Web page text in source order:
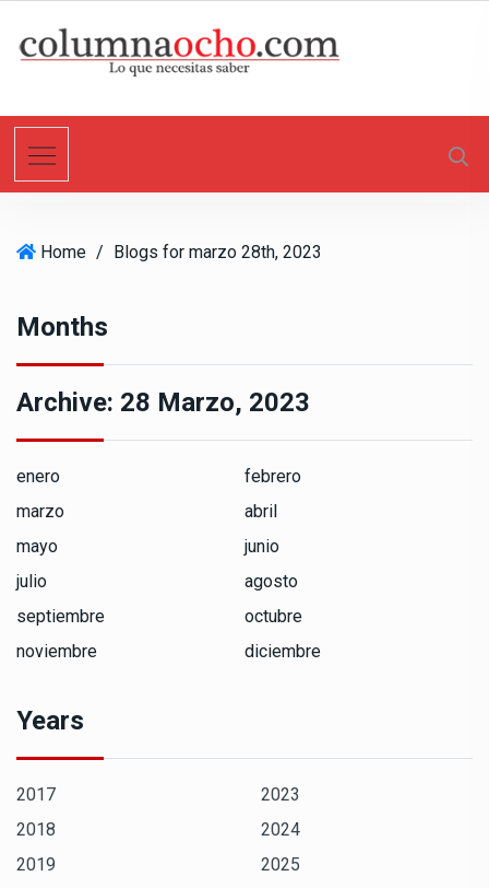
t
Home / Blogs for marzo 28th, 2023
Months
Archive: 28 Marzo, 2023
enero
febrero
marzo
abril
mayo
junio
julio
agosto
septiembre
octubre
noviembre
diciembre
Years
2017
2018
2019
2023
2024
2025